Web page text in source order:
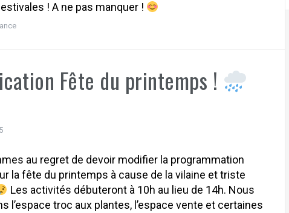
! A ne pas manquer !
Fête du printemps !
au regret de devoir modifier la programmation
la fête du printemps à cause de la vilaine et triste
Les activités débuteront à 10h au lieu de 14h. Nous
l’espace troc aux plantes, l’espace vente et certaines